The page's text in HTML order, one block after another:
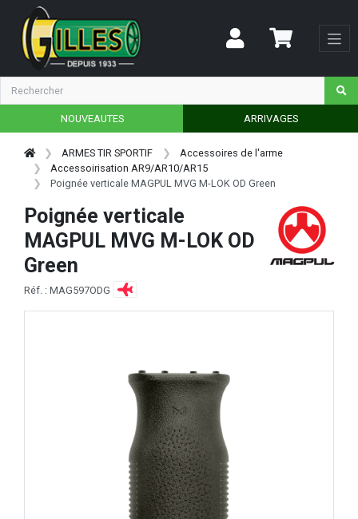
NOUVEAUTES ARRIVAGES
ARMES TIR SPORTIF
Accessoires de l'arme
Accessoirisation AR9/AR10/AR15
Poignée verticale MAGPUL MVG M-LOK OD Green
Poignée verticale
MAGPUL MVG M-LOK OD
Green
Réf. : MAG597ODG